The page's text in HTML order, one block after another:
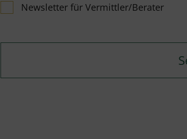
Newsletter für Vermittler/Berater